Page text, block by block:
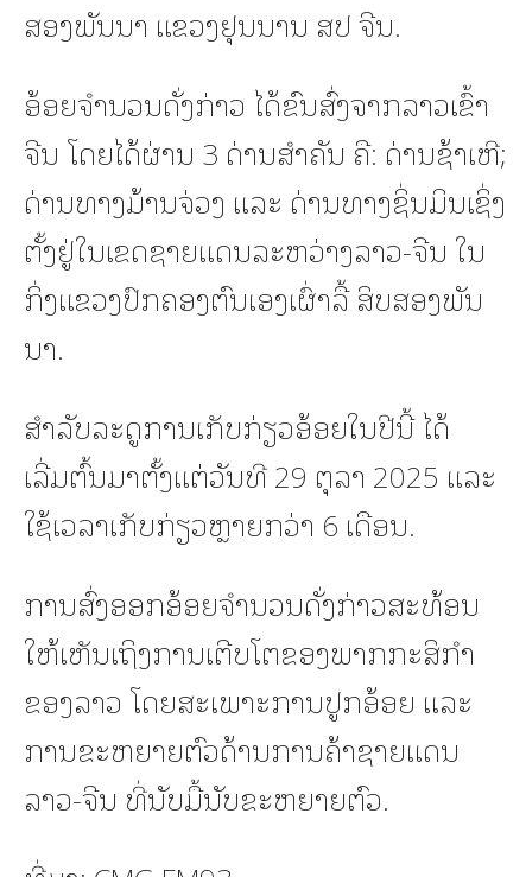
ສອງພັນນາ ແຂວງຢຸນນານ ສປ ຈີນ.
ອ້ອຍຈໍານວນດັ່ງກ່າວ ໄດ້ຂົນສົ່ງຈາກລາວເຂົ້າ
ຈີນ ໂດຍໄດ້ຜ່ານ 3 ດ່ານສຳຄັນ ຄື: ດ່ານຊ້າເຫີ;
ດ່ານທາງມ້ານຈ່ວງ ແລະ ດ່ານທາງຊິ່ນມິນເຊິ່ງ
ຕັ້ງຢູ່ໃນເຂດຊາຍແດນລະຫວ່າງລາວ-ຈີນ ໃນ
ກິ່ງແຂວງປົກຄອງຕົນເອງເຜົ່າລື້ ສິບສອງພັນ
ນາ.
ສຳລັບລະດູການເກັບກ່ຽວອ້ອຍໃນປີນີ້ ໄດ້
ເລີ່ມຕົ້ນມາຕັ້ງແຕ່ວັນທີ 29 ຕຸລາ 2025 ແລະ
ໃຊ້ເວລາເກັບກ່ຽວຫຼາຍກວ່າ 6 ເດືອນ.
ການສົ່ງອອກອ້ອຍຈໍານວນດັ່ງກ່າວສະທ້ອນ
ໃຫ້ເຫັນເຖິງການເຕີບໂຕຂອງພາກກະສິກຳ
ຂອງລາວ ໂດຍສະເພາະການປູກອ້ອຍ ແລະ
ການຂະຫຍາຍຕົວດ້ານການຄ້າຊາຍແດນ
ລາວ-ຈີນ ທີ່ນັບມື້ນັບຂະຫຍາຍຕົວ.